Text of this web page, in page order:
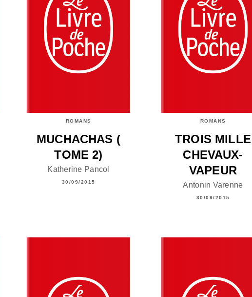
ROMANS
MUCHACHAS (
TOME 2)
Katherine Pancol
30/09/2015
ROMANS
TROIS MILLE
CHEVAUX-
VAPEUR
Antonin Varenne
30/09/2015